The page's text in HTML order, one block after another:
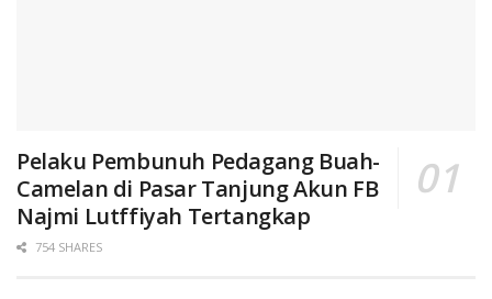
Pelaku Pembunuh Pedagang Buah-
Camelan di Pasar Tanjung Akun FB
Najmi Lutffiyah Tertangkap
754 SHARES